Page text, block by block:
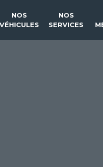
NOS
VÉHICULES
NOS
SERVICES